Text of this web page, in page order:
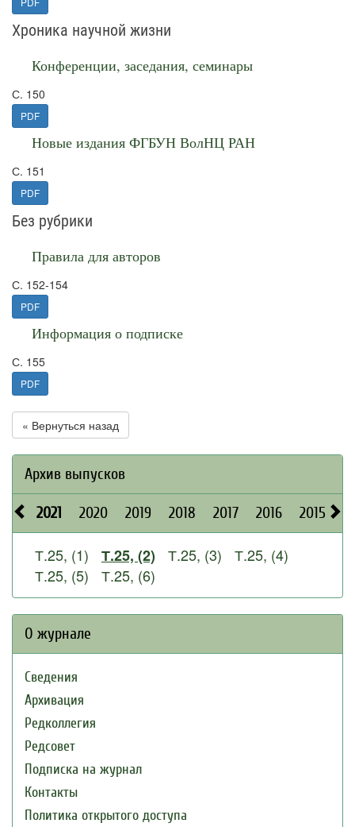
Хроника научной жизни
Конференции, заседания, семинары
С. 150
PDF
Новые издания ФГБУН ВолНЦ РАН
С. 151
PDF
Без рубрики
Правила для авторов
С. 152-154
PDF
Информация о подписке
С. 155
PDF
« Вернуться назад
Архив выпусков
2021 2020 2019 2018 2017 2016 2015
Т.25, (1) Т.25, (2) Т.25, (3)
Т.25, (4)
Т.25, (5)
Т.25, (6)
О журнале
Сведения
Архивация
Редколлегия
Редсовет
Подписка на журнал
Контакты
Политика открытого доступа